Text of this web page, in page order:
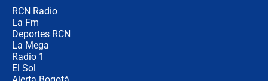
RCN Radio
La Fm
Deportes RCN
La Mega
Radio 1
El Sol